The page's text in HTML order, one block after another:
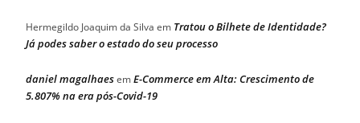
Hermegildo Joaquim da Silva em Tratou o Bilhete de Identidade?
Já podes saber o estado do seu processo
daniel magalhaesemE-Commerce em Alta: Crescimento de
5.807% na era pós-Covid-19